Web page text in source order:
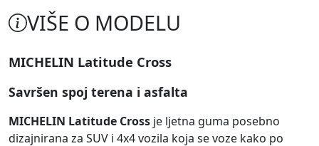
VIŠE O MODELU
MICHELIN Latitude Cross
Savršen spoj terena i asfalta
MICHELIN Latitude Cross je ljetna guma posebno
dizajnirana za SUV i 4x4 vozila koja se voze kako po